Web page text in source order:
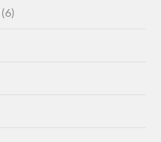
(6)